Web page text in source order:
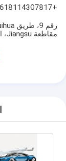
+8618114307817
مقاطعة Jiangsu، الصين